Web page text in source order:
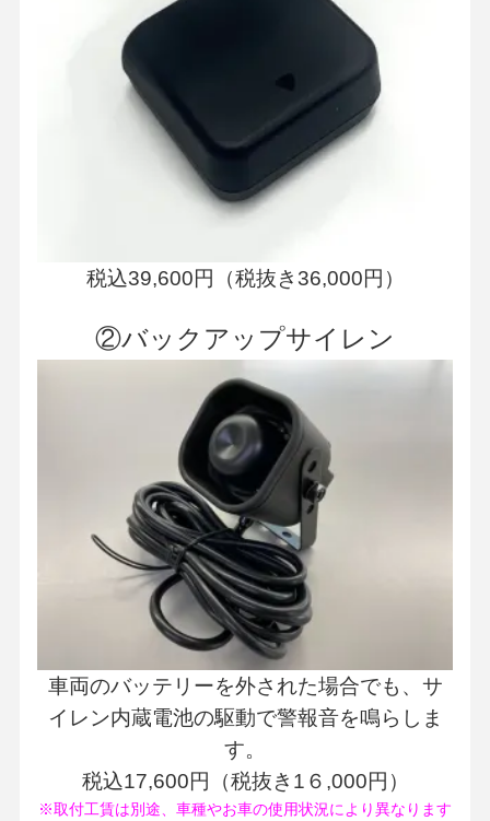
税込39,600円（税抜き36,000円）
②バックアップサイレン
車両のバッテリーを外された場合でも、サ
イレン内蔵電池の駆動で警報音を鳴らしま
す。
税込17,600円（税抜き1６,000円）
※取付工賃は別途、車種やお車の使用状況により異なります